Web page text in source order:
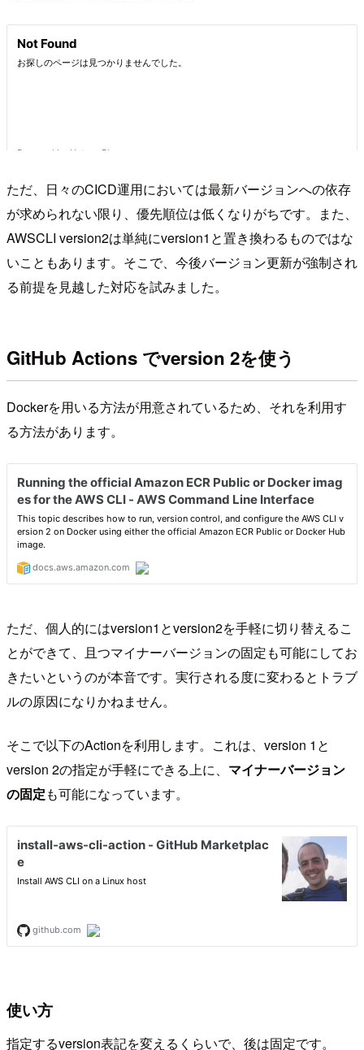
ただ、日々のCICD運用においては最新バージョンへの依存
が求められない限り、優先順位は低くなりがちです。また、
AWSCLI version2は単純にversion1と置き換わるものではな
いこともあります。そこで、今後バージョン更新が強制され
る前提を見越した対応を試みました。
GitHub Actions でversion 2を使う
Dockerを用いる方法が用意されているため、それを利用す
る方法があります。
ただ、個人的にはversion1とversion2を手軽に切り替えるこ
とができて、且つマイナーバージョンの固定も可能にしてお
きたいというのが本音です。実行される度に変わるとトラブ
ルの原因になりかねません。
そこで以下のActionを利用します。これは、version 1と
version 2の指定が手軽にできる上に、 マイナーバージョン
の固定も可能になっています。
使い方
指定するversion表記を変えるくらいで、後は固定です。